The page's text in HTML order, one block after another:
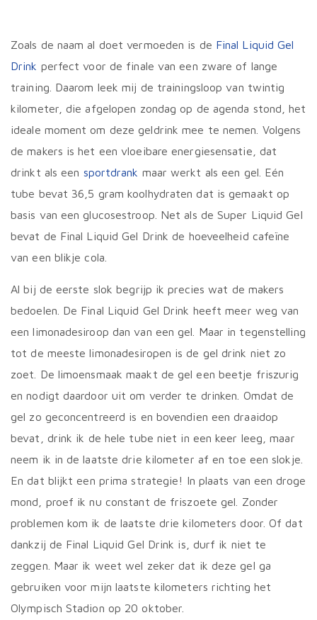
Zoals de naam al doet vermoeden is de Final Liquid Gel
Drink perfect voor de finale van een zware of lange
training. Daarom leek mij de trainingsloop van twintig
kilometer, die afgelopen zondag op de agenda stond, het
ideale moment om deze geldrink mee te nemen. Volgens
de makers is het een vloeibare energiesensatie, dat
drinkt als een sportdrank maar werkt als een gel. Eén
tube bevat 36,5 gram koolhydraten dat is gemaakt op
basis van een glucosestroop. Net als de Super Liquid Gel
bevat de Final Liquid Gel Drink de hoeveelheid cafeïne
van een blikje cola.
Al bij de eerste slok begrijp ik precies wat de makers
bedoelen. De Final Liquid Gel Drink heeft meer weg van
een limonadesiroop dan van een gel. Maar in tegenstelling
tot de meeste limonadesiropen is de gel drink niet zo
zoet. De limoensmaak maakt de gel een beetje friszurig
en nodigt daardoor uit om verder te drinken. Omdat de
gel zo geconcentreerd is en bovendien een draaidop
bevat, drink ik de hele tube niet in een keer leeg, maar
neem ik in de laatste drie kilometer af en toe een slokje.
En dat blijkt een prima strategie! In plaats van een droge
mond, proef ik nu constant de friszoete gel. Zonder
problemen kom ik de laatste drie kilometers door. Of dat
dankzij de Final Liquid Gel Drink is, durf ik niet te
zeggen. Maar ik weet wel zeker dat ik deze gel ga
gebruiken voor mijn laatste kilometers richting het
Olympisch Stadion op 20 oktober.